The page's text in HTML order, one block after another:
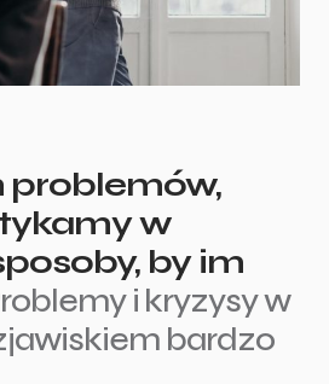
problemów,
w
by im
i kryzysy w
bardzo